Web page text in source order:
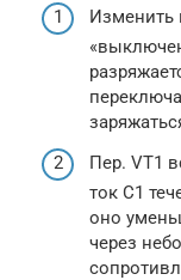
Изменить
Пер. VT1
ток C1
оно
через